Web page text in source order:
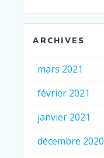
ARCHIVES
mars 2021
février 2021
janvier 2021
décembre 2020